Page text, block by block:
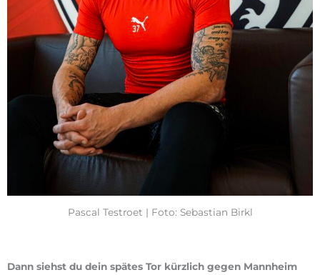
Pascal Testroet | Foto: Sebastian Birkl
Dann siehst du dein spätes Tor kürzlich gegen Mannheim